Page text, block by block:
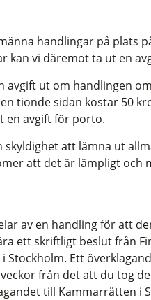
handlingar på plats
kan vi däremot ta ut en
avgift ut om handlingen
tionde sidan kostar 50
en avgift för porto.
skyldighet att lämna ut
att det är lämpligt och
av en handling för att
ett skriftligt beslut från
Stockholm. Ett
från det att du tog
till Kammarrätten i